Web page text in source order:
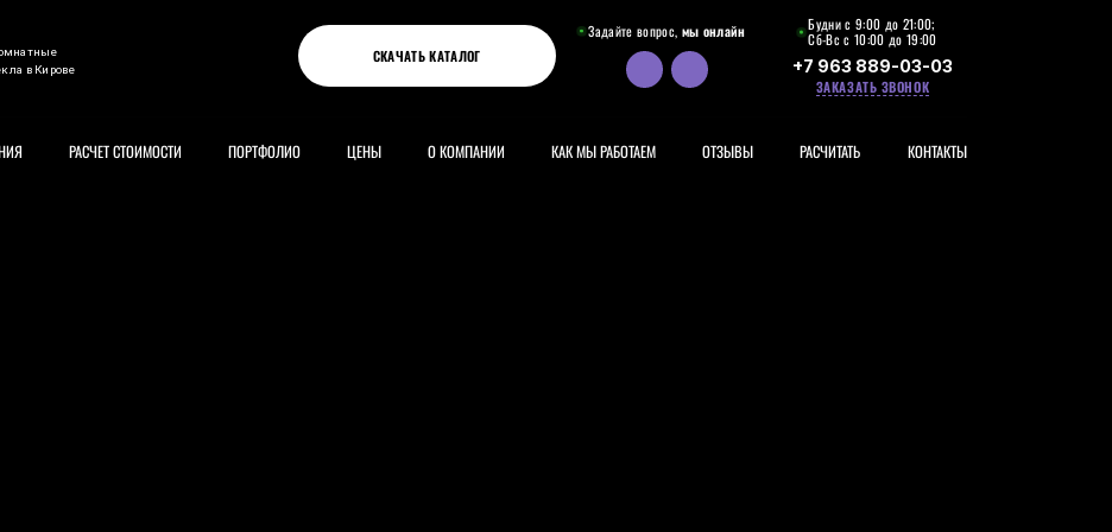
в Кирове
СКАЧАТЬ КАТАЛОГ
Задайте вопрос, мы онлайн
Будни с 9:00 до 21:00;
Сб-Вс с 10:00 до 19:00
+7 963 889-03-03
ЗАКАЗАТЬ ЗВОНОК
РАСЧЕТ СТОИМОСТИ ПОРТФОЛИО ЦЕНЫ О КОМПАНИИ КАК МЫ РАБОТАЕМ ОТЗЫВЫ РАСЧИТАТЬ КОНТАКТЫ